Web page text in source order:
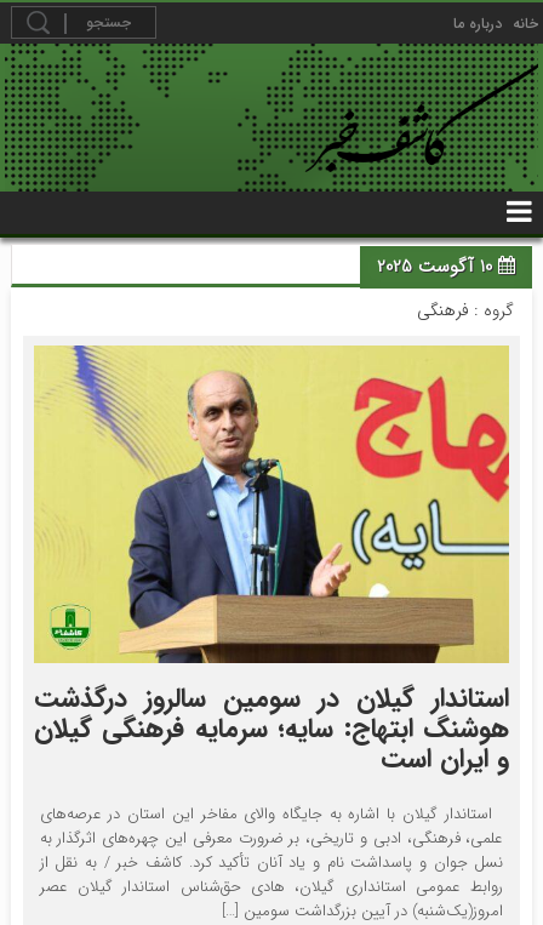
خانه درباره ما
10 آگوست 2025
گروه : فرهنگی
استاندار گیلان در سومین سالروز درگذشت
هوشنگ ابتهاج: سایه؛ سرمایه فرهنگی گیلان
و ایران است
استاندار گیلان با اشاره به جایگاه والای مفاخر این استان در عرصه‌های
علمی، فرهنگی، ادبی و تاریخی، بر ضرورت معرفی این چهره‌های اثرگذار به
نسل جوان و پاسداشت نام و یاد آنان تأکید کرد. کاشف خبر / به نقل از
روابط عمومی استانداری گیلان، هادی حق‌شناس استاندار گیلان عصر
امروز(یک‌شنبه) در آیین بزرگداشت سومین […]